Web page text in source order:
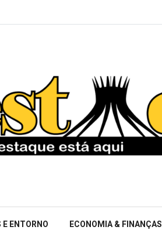
E ENTORNO ECONOMIA & FINANÇAS